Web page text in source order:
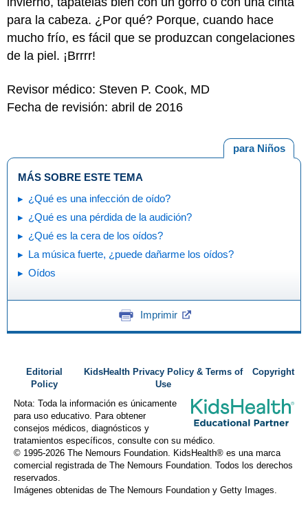
para la cabeza. ¿Por qué? Porque, cuando hace
mucho frío, es fácil que se produzcan congelaciones
de la piel. ¡Brrrr!
Revisor médico: Steven P. Cook, MD
Fecha de revisión: abril de 2016
para Niños
MÁS SOBRE ESTE TEMA
¿Qué es una infección de oído?
¿Qué es una pérdida de la audición?
¿Qué es la cera de los oídos?
La música fuerte, ¿puede dañarme los oídos?
Oídos
Imprimir
Editorial
Policy
KidsHealth Privacy Policy & Terms of
Use
Copyright
Nota: Toda la información es únicamente
para uso educativo. Para obtener
consejos médicos, diagnósticos y
tratamientos específicos, consulte con su médico.
© 1995-2026 The Nemours Foundation. KidsHealth® es una marca
comercial registrada de The Nemours Foundation. Todos los derechos
reservados.
Imágenes obtenidas de The Nemours Foundation y Getty Images.